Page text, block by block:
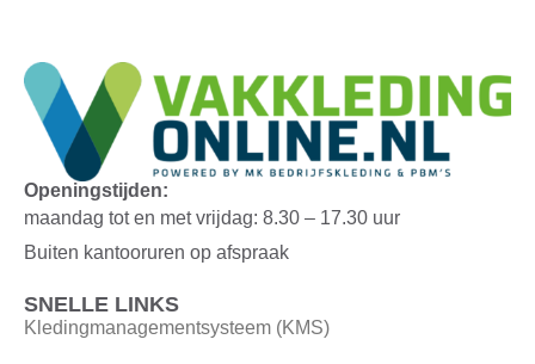
Openingstijden:
maandag tot en met vrijdag: 8.30 – 17.30 uur
Buiten kantooruren op afspraak
SNELLE LINKS
Kledingmanagementsysteem (KMS)